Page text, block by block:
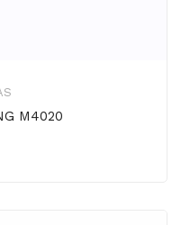
M4020